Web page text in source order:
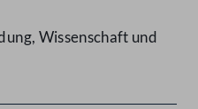
Wissenschaft und